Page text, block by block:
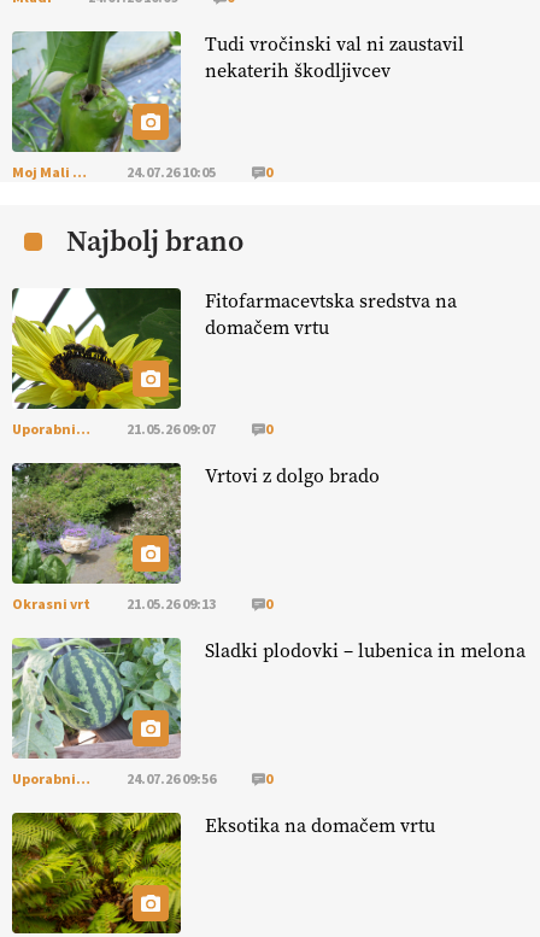
KMETIJSKA LIGA PRVAKOV: POMLADITEV
KMETIJSKE EKIPE
KMETIJSKA LIGA PRVAKOV: UKRAJINA vs.
EVROPA
EKOloško = logično: ekološka kmetija
EKOloško = logično: VLOG Okus je
pomembnejši od izgleda
EKOloško = logično: ekološka kmetija PR'
RAKARI
Tudi vročinski val ni zaustavil
nekaterih škodljivcev
Moj Mali Svet 24.07.26 10:05 0
Najbolj brano
Fitofarmacevtska sredstva na
domačem vrtu
Uporabni vrt 21.05.26 09:07 0
Vrtovi z dolgo brado
Okrasni vrt 21.05.26 09:13 0
Sladki plodovki – lubenica in melona
Uporabni vrt 24.07.26 09:56 0
Eksotika na domačem vrtu